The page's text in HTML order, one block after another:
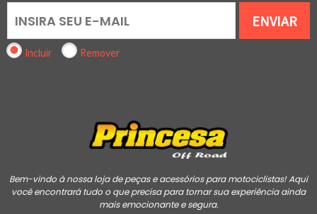
ENVIAR
Incluir Remover
Bem-vindo à nossa loja de peças e acessórios para motociclistas! Aqui
você encontrará tudo o que precisa para tornar sua experiência ainda
mais emocionante e segura.